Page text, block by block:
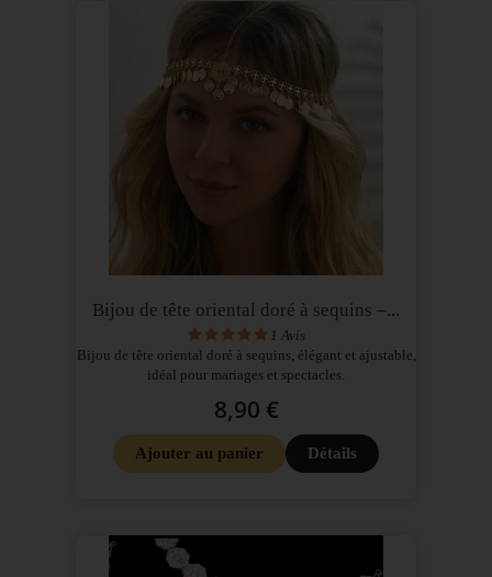
Bijou de tête oriental doré à sequins –...
1 Avis
Bijou de tête oriental doré à sequins, élégant et ajustable,
idéal pour mariages et spectacles.
8,90 €
Ajouter au panier Détails